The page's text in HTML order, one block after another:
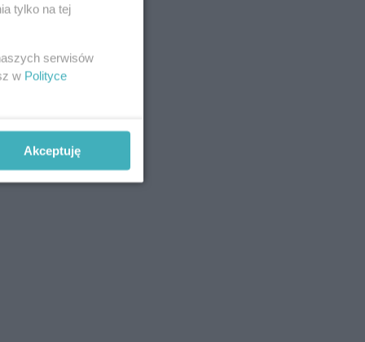
tylko na tej
serwisów
w Polityce
Akceptuję